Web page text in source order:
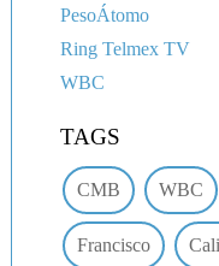
PesoÁtomo
Ring Telmex TV
WBC
TAGS
CMB WBC
Francisco